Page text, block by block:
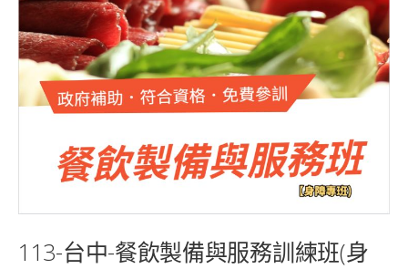
113-台中-餐飲製備與服務訓練班(身